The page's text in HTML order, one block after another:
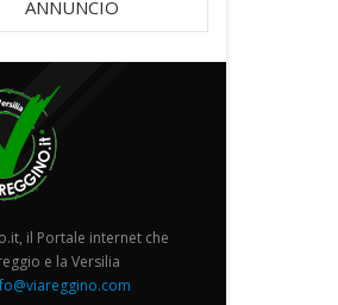
ANNUNCIO
il Portale internet che
e la Versilia